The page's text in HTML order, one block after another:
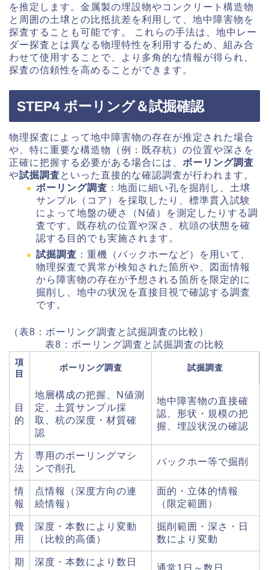
を推定します。金属製の埋設物やコンクリート構造物
と周囲の土壌との比抵抗差を利用して、地中障害物を
探査することも可能です。 これらの手法は、地中レー
ダー探査とは異なる物理特性を利用するため、組み合
わせて使用することで、より多角的な情報が得られ、
探査の信頼性を高めることができます。
STEP4 ボーリング＆試掘確認
物理探査によって地中障害物の存在が推定された場合
や、特に重要な構造物（例：既存杭）の位置や深さを
正確に把握する必要がある場合には、 ボーリング調査
や試掘調査といった直接的な確認調査が行われます。
ボーリング調査 ：地面に細い孔を掘削し、土壌
サンプル（コア）を採取したり、標準貫入試験
によって地盤の硬さ（N値）を測定したりする調
査です。既存杭の位置や深さ、杭頭の状態を確
認する目的でも実施されます。
試掘調査 ：重機（バックホーなど）を用いて、
物理探査で異常が検知された箇所や、図面情報
から障害物の存在が予想される箇所を限定的に
掘削し、地中の状況を直接目視で確認する調査
です。
（表8：ボーリング調査と試掘調査の比較）
表8：ボーリング調査と試掘調査の比較
項
目
ボーリング調査 試掘調査
目
的
地層構成の把握、N値測
定、土質サンプル採
取、杭の深度・材質確
認
地中障害物の直接確
認、形状・規模の把
握、埋設状況の確認
方
法
専用のボーリングマシ
ンで削孔
バックホー等で掘削
情
報
点情報（深度方向の連
続情報）
面的・立体的情報
（限定範囲）
費
用
深度・本数により変動
（比較的高価）
掘削範囲・深さ・日
数により変動
期
深度・本数により数日
通常1日～数日